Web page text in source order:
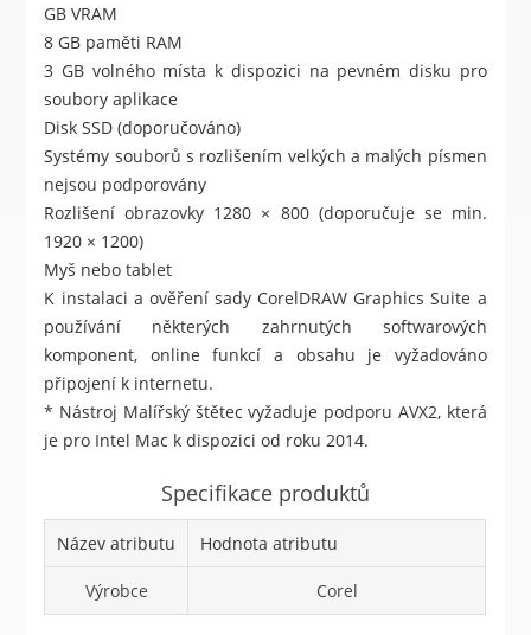
GB VRAM
8 GB paměti RAM
3 GB volného místa k dispozici na pevném disku pro
soubory aplikace
Disk SSD (doporučováno)
Systémy souborů s rozlišením velkých a malých písmen
nejsou podporovány
Rozlišení obrazovky 1280 × 800 (doporučuje se min.
1920 × 1200)
Myš nebo tablet
K instalaci a ověření sady CorelDRAW Graphics Suite a
používání některých zahrnutých softwarových
komponent, online funkcí a obsahu je vyžadováno
připojení k internetu.
* Nástroj Malířský štětec vyžaduje podporu AVX2, která
je pro Intel Mac k dispozici od roku 2014.
Specifikace produktů
Název atributu Hodnota atributu
Výrobce Corel